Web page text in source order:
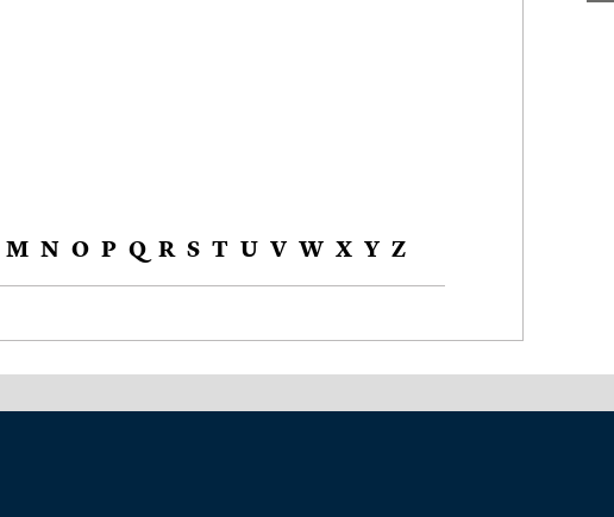
M N O P Q R S T U V W X Y Z